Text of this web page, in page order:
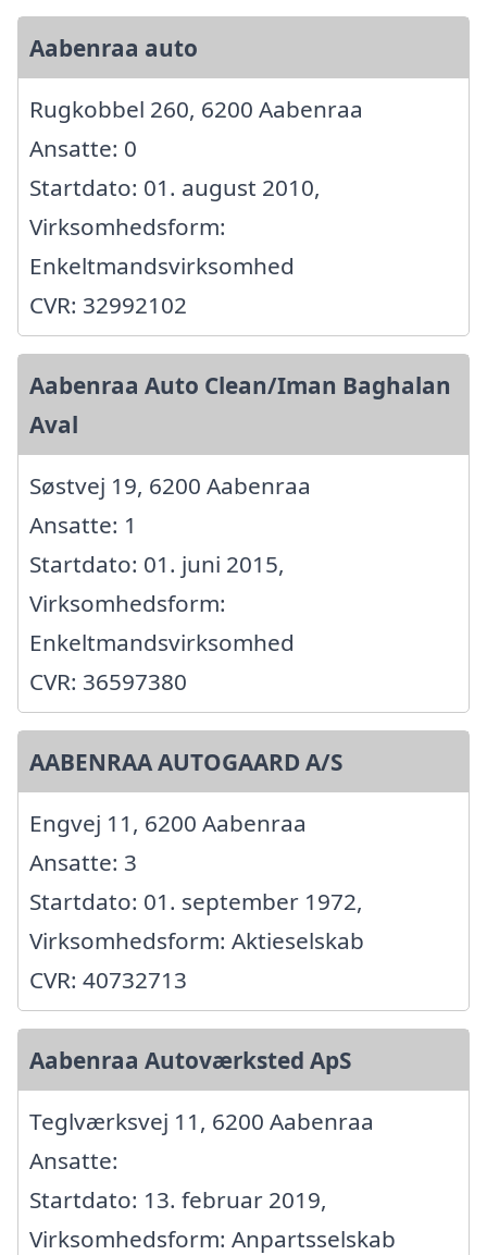
Aabenraa auto
Rugkobbel 260, 6200 Aabenraa
Ansatte: 0
Startdato: 01. august 2010,
Virksomhedsform:
Enkeltmandsvirksomhed
CVR: 32992102
Aabenraa Auto Clean/Iman Baghalan
Aval
Søstvej 19, 6200 Aabenraa
Ansatte: 1
Startdato: 01. juni 2015,
Virksomhedsform:
Enkeltmandsvirksomhed
CVR: 36597380
AABENRAA AUTOGAARD A/S
Engvej 11, 6200 Aabenraa
Ansatte: 3
Startdato: 01. september 1972,
Virksomhedsform: Aktieselskab
CVR: 40732713
Aabenraa Autoværksted ApS
Teglværksvej 11, 6200 Aabenraa
Ansatte:
Startdato: 13. februar 2019,
Virksomhedsform: Anpartsselskab